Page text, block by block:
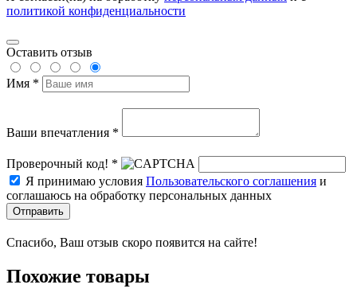
политикой конфиденциальности
Оставить отзыв
Имя *
Ваши впечатления *
Проверочный код! *
Я принимаю условия Пользовательского соглашения и
соглашаюсь на обработку персональных данных
Отправить
Спасибо, Ваш отзыв скоро появится на сайте!
Похожие товары